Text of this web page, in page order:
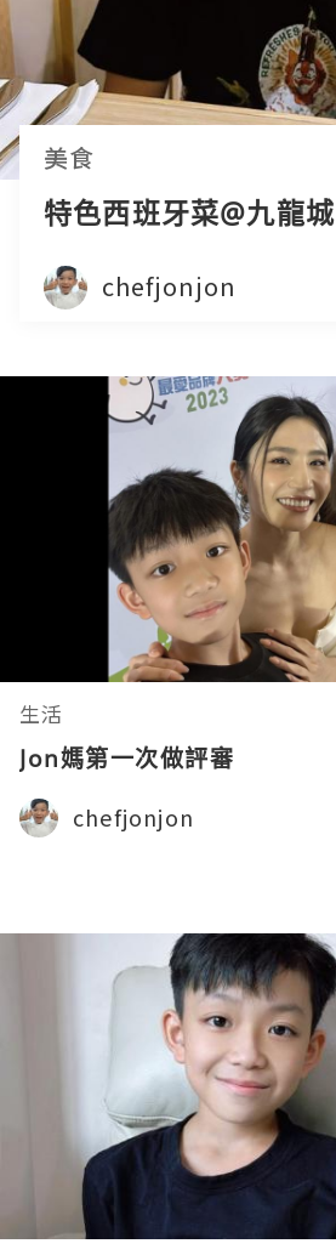
美食
特色西班牙菜@九龍城
chefjonjon
生活
Jon媽第一次做評審
chefjonjon